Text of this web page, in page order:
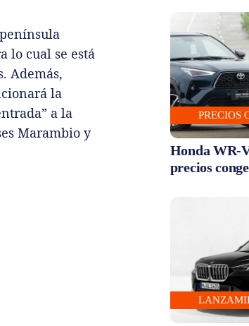
lo cual se está
Además,
la
a la
Marambio y
PRECIOS
Honda WR-
precios